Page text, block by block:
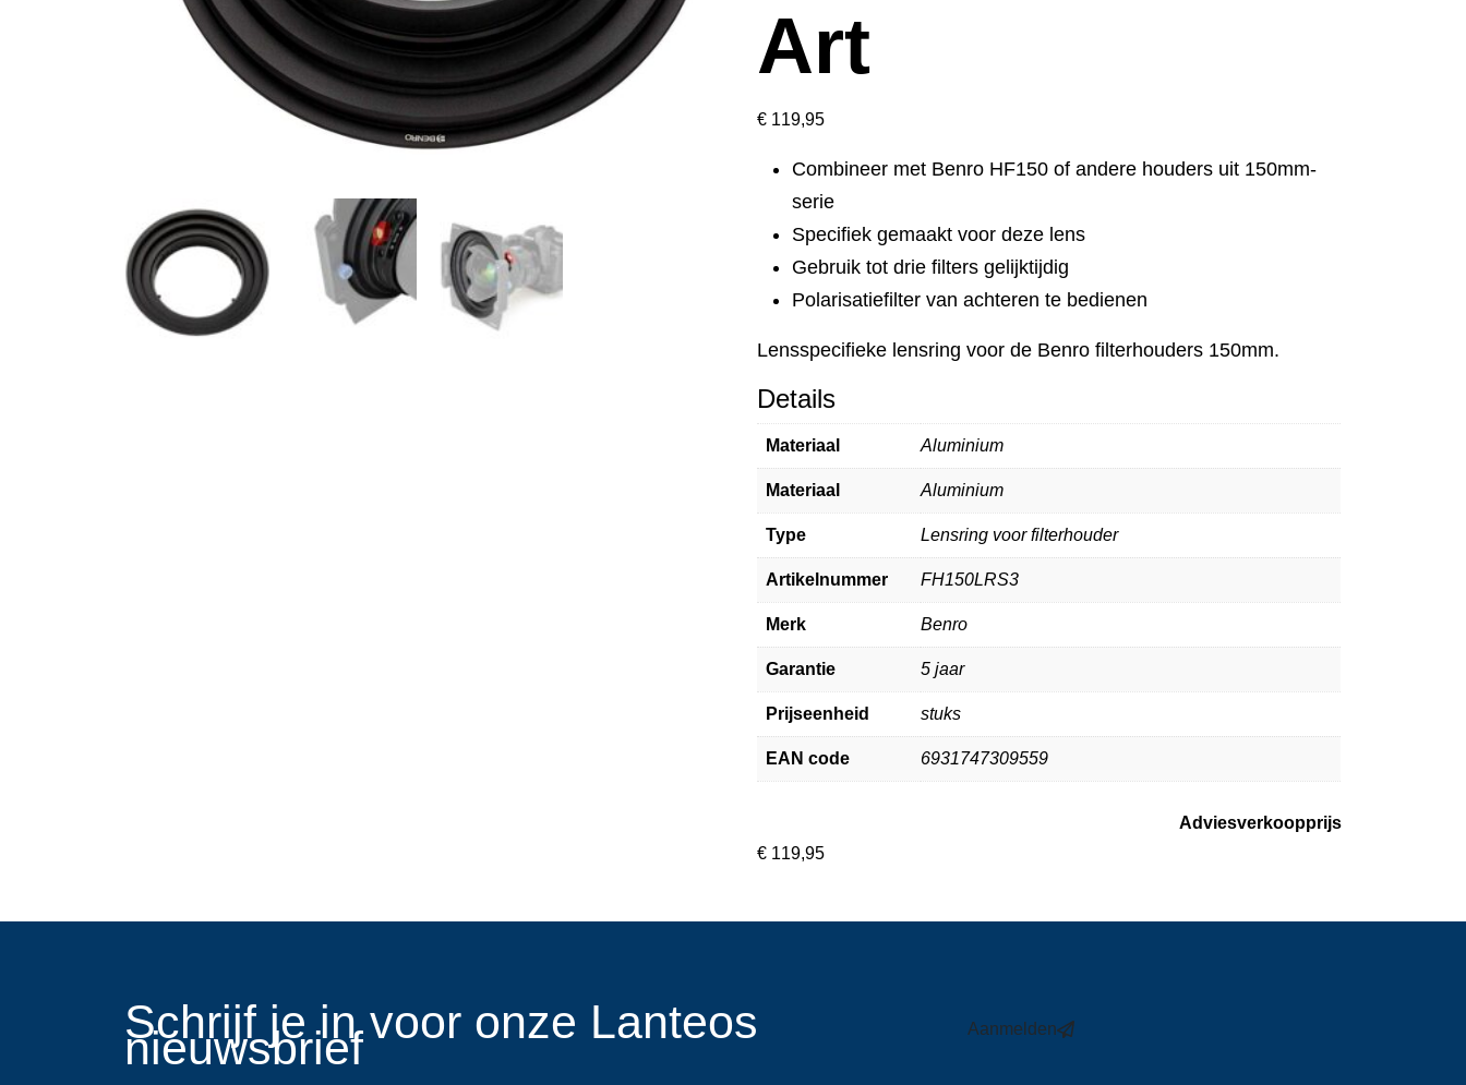
Art
€ 119,95
Combineer met Benro HF150 of andere houders uit 150mm-
serie
Specifiek gemaakt voor deze lens
Gebruik tot drie filters gelijktijdig
Polarisatiefilter van achteren te bedienen
Lensspecifieke lensring voor de Benro filterhouders 150mm.
Details
Materiaal Aluminium
Materiaal Aluminium
Type Lensring voor filterhouder
Artikelnummer FH150LRS3
Merk Benro
Garantie 5 jaar
Prijseenheid stuks
EAN code 6931747309559
Adviesverkoopprijs
€ 119,95
​Schrijf je in voor onze Lanteos
nieuwsbrief Aanmelden